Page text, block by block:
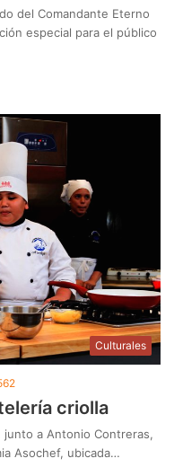
del Comandante Eterno
especial para el público
Culturales
criolla
junto a Antonio Contreras,
Asochef, ubicada…